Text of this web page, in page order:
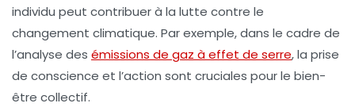
individu peut contribuer à la lutte contre le
changement climatique. Par exemple, dans le cadre de
l’analyse des émissions de gaz à effet de serre, la prise
de conscience et l’action sont cruciales pour le bien-
être collectif.